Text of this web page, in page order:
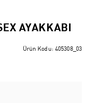
AYAKKABI
Ürün Kodu: 405308_03